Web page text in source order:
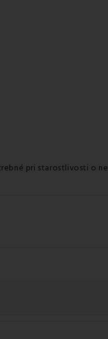
pri starostlivosti o ne